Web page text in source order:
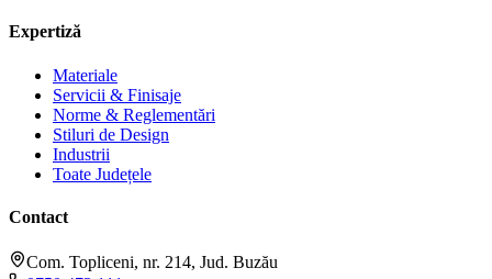
Expertiză
Materiale
Servicii & Finisaje
Norme & Reglementări
Stiluri de Design
Industrii
Toate Județele
Contact
Com. Topliceni, nr. 214, Jud. Buzău